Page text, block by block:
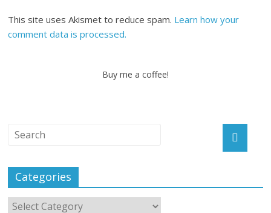
This site uses Akismet to reduce spam. Learn how your
comment data is processed.
Buy me a coffee!
Categories